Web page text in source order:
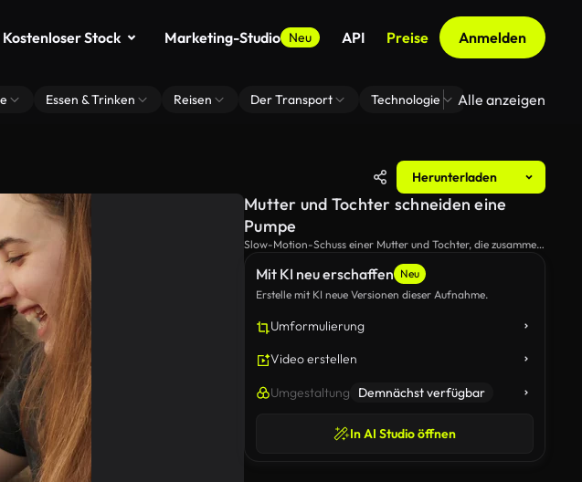
Kostenloser Stock Marketing-Studio Neu API Preise Anmelden
Essen & Trinken Reisen Der Transport Technologie Zoom Virtuelle
Alle anzeigen
Herunterladen
Mit KI neu erschaffen Neu
Erstelle mit KI neue Versionen dieser Aufnahme.
Umformulierung
Video erstellen
Umgestaltung Demnächst verfügbar
In AI Studio öffnen
Mutter und Tochter schneiden eine
Pumpe
Slow-Motion-Schuss einer Mutter und Tochter, die zusammen